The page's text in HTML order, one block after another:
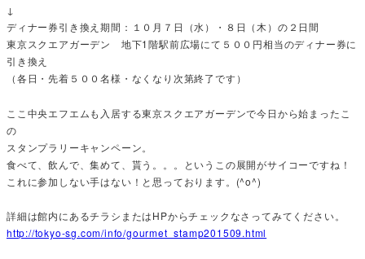
↓
ディナー券引き換え期間：１０月７日（水）・８日（木）の２日間
東京スクエアガーデン 地下1階駅前広場にて５００円相当のディナー券に
引き換え
（各日・先着５００名様・なくなり次第終了です）
ここ中央エフエムも入居する東京スクエアガーデンで今日から始まったこ
の
スタンプラリーキャンペーン。
食べて、飲んで、集めて、貰う。。。というこの展開がサイコーですね！
これに参加しない手はない！と思っております。(^o^)
詳細は館内にあるチラシまたはHPからチェックなさってみてください。
http://tokyo-sg.com/info/gourmet_stamp201509.html